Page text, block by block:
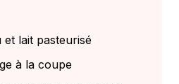
et lait pasteurisé
à la coupe